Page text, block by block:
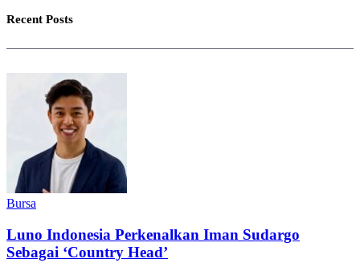
Recent Posts
Bursa
Luno Indonesia Perkenalkan Iman Sudargo
Sebagai ‘Country Head’